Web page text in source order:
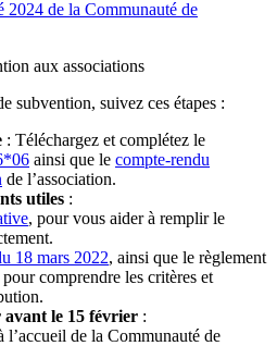
2024 de la Communauté de
aux associations
subvention, suivez ces étapes :
: Téléchargez et complétez le
ainsi que le compte-rendu
de l’association.
utiles :
, pour vous aider à remplir le
18 mars 2022, ainsi que le règlement
comprendre les critères et
avant le 15 février :
l’accueil de la Communauté de